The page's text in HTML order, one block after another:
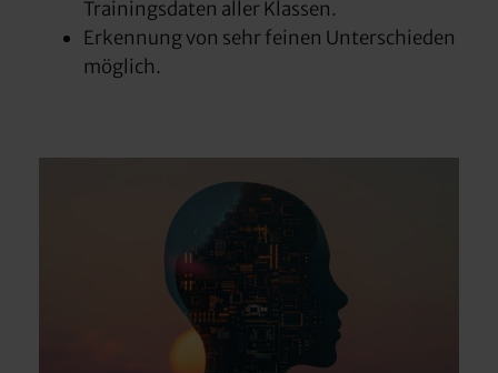
Trainingsdaten aller Klassen.
Erkennung von sehr feinen Unterschieden
möglich.